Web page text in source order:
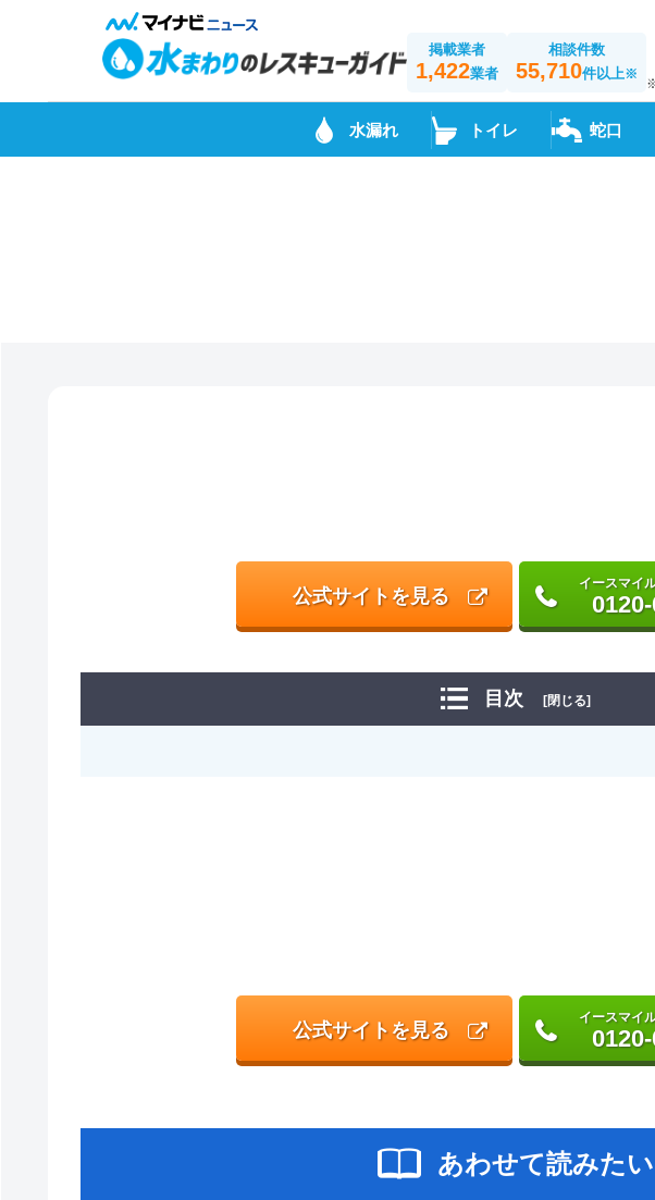
掲載業者
1,422業者
相談件数
55,710件以上※
水漏れ トイレ 蛇口
公式サイトを見る
イースマイ
目次 [閉じる]
公式サイトを見る
イースマイ
あわせて読みたい